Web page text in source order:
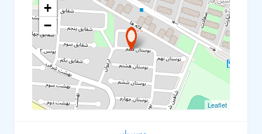
+
−
Leaflet